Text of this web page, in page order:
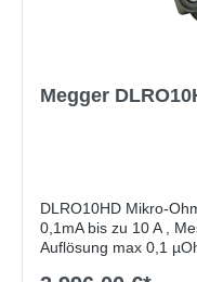
Megger
DLRO10HD Mikro-
0,1mA bis zu 10
Auflösung max 0,1